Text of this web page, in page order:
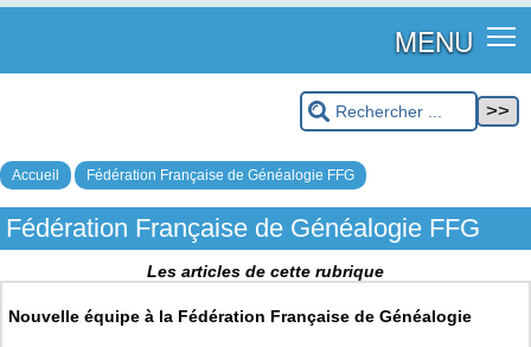
MENU
Accueil Fédération Française de Généalogie FFG
Fédération Française de Généalogie FFG
Les articles de cette rubrique
Nouvelle équipe à la Fédération Française de Généalogie